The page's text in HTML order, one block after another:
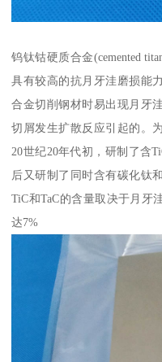
钨钛钴硬质合金(cemented
具有较高的抗月牙洼磨损能
合金切削钢材时易出现月牙
切屑发生扩散反应引起的。
20世纪20年代初，研制了含
后又研制了同时含有碳化钛
TiC和TaC的含量取决于月牙
达7%